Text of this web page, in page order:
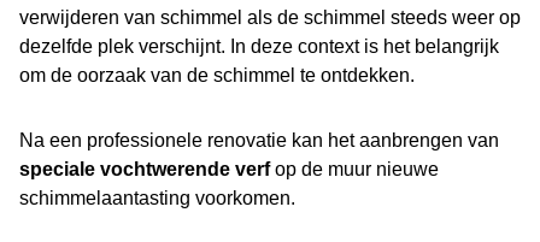
verwijderen van schimmel als de schimmel steeds weer op
dezelfde plek verschijnt. In deze context is het belangrijk
om de oorzaak van de schimmel te ontdekken.
Na een professionele renovatie kan het aanbrengen van
speciale vochtwerende verfop de muur nieuwe
schimmelaantasting voorkomen.